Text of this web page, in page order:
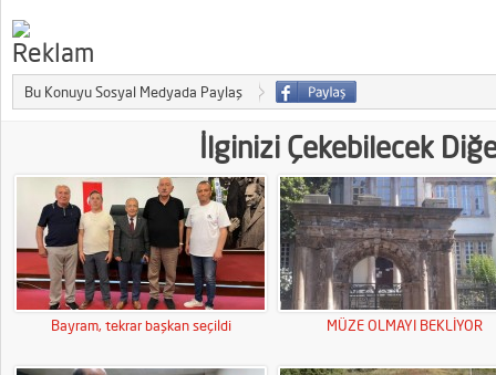
Bu Konuyu Sosyal Medyada Paylaş
İlginizi Çekebilecek
Bayram, tekrar başkan seçildi MÜZE OLMAYI BEKLİYOR